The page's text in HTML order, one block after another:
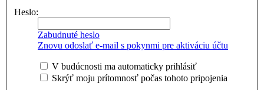
Heslo:
Zabudnuté heslo
Znovu odoslať e-mail s pokynmi pre aktiváciu účtu
V budúcnosti ma automaticky prihlásiť
Skrýť moju prítomnosť počas tohoto pripojenia